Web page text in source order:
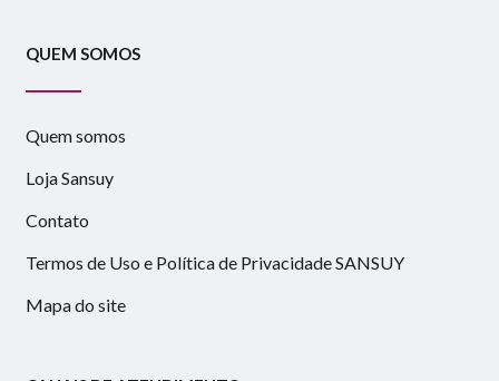
QUEM SOMOS
Quem somos
Loja Sansuy
Contato
Termos de Uso e Política de Privacidade SANSUY
Mapa do site